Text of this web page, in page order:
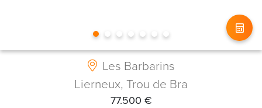
Les Barbarins
Lierneux, Trou de Bra
77.500 €